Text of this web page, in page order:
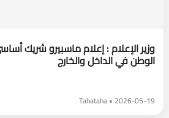
وزير الإعلام : إعلام ماسبيرو شريك
الوطن في الداخل والخارج
2026-05-19 • Tahataha